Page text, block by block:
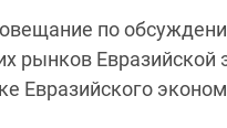
по
рынков
Евразийского